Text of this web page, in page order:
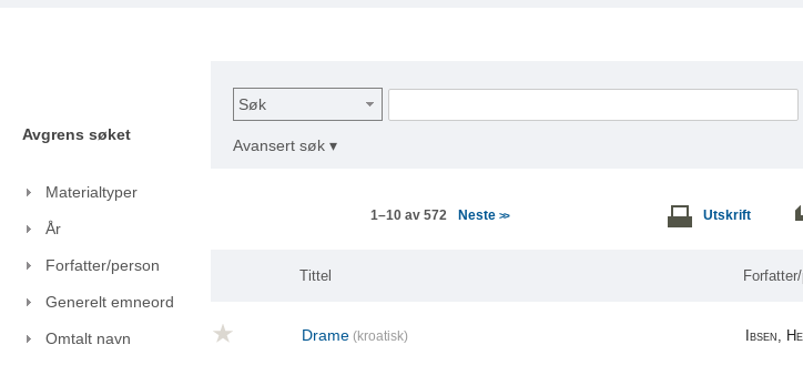
Avgrens søket
Materialtyper
År
Forfatter/person
Generelt emneord
Omtalt navn
Søk
Avansert søk ▾
1–10 av 572 Neste >> Utskrift
Tittel
Drame (kroatisk) Ibsen,